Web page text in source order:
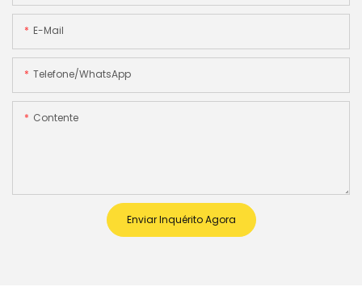
E-Mail
Telefone/WhatsApp
Contente
Enviar Inquérito Agora